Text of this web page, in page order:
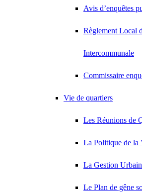
Avis d’enquêtes
Règlement Local
Intercommunale
Commissaire
Vie de quartiers
Les Réunions de
La Politique de la
La Gestion
Le Plan de gêne